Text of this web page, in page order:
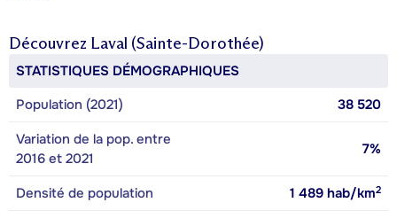
Découvrez Laval (Sainte-Dorothée)
STATISTIQUES DÉMOGRAPHIQUES
Population (2021)
38 520
Variation de la pop. entre
2016 et 2021
7%
Densité de population 1 489 hab/km2